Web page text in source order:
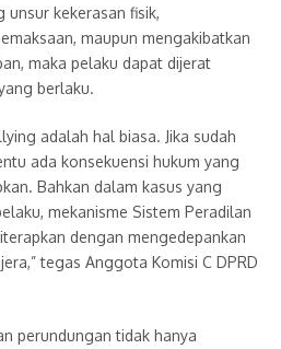
kekerasan fisik,
maupun mengakibatkan
maka pelaku dapat dijerat
berlaku.
adalah hal biasa. Jika sudah
ada konsekuensi hukum yang
Bahkan dalam kasus yang
mekanisme Sistem Peradilan
dengan mengedepankan
tegas Anggota Komisi C DPRD
perundungan tidak hanya